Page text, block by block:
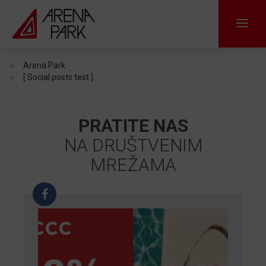
Arena Park
[ Social posts test ]
PRATITE NAS
NA DRUŠTVENIM
MREŽAMA
F